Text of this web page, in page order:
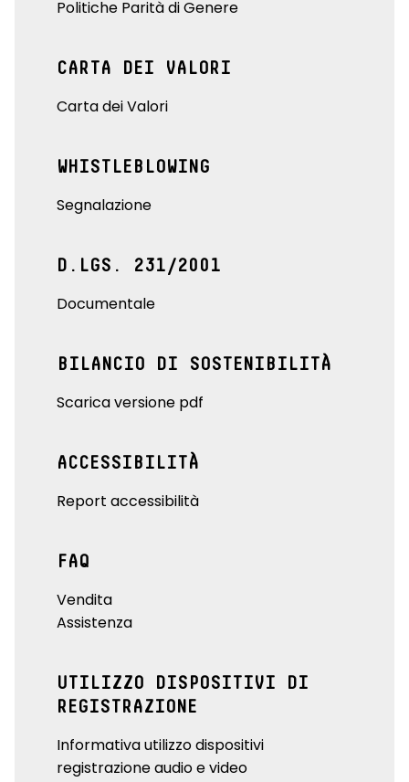
Politiche Parità di Genere
CARTA DEI VALORI
Carta dei Valori
WHISTLEBLOWING
Segnalazione
D.LGS. 231/2001
Documentale
BILANCIO DI SOSTENIBILITÀ
Scarica versione pdf
ACCESSIBILITÀ
Report accessibilità
FAQ
Vendita
Assistenza
UTILIZZO DISPOSITIVI DI
REGISTRAZIONE
Informativa utilizzo dispositivi
registrazione audio e video